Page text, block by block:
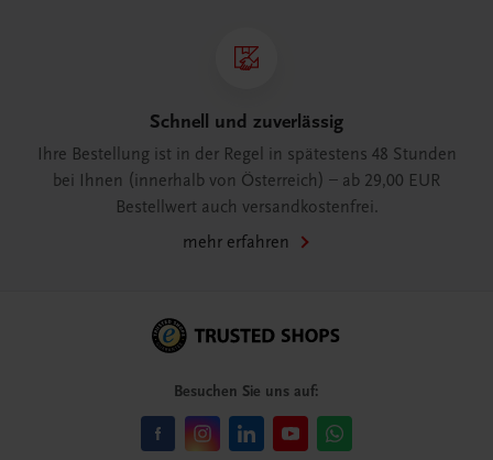
Schnell und zuverlässig
Ihre Bestellung ist in der Regel in spätestens 48 Stunden
bei Ihnen (innerhalb von Österreich) – ab 29,00 EUR
Bestellwert auch versandkostenfrei.
mehr erfahren
Besuchen Sie uns auf: